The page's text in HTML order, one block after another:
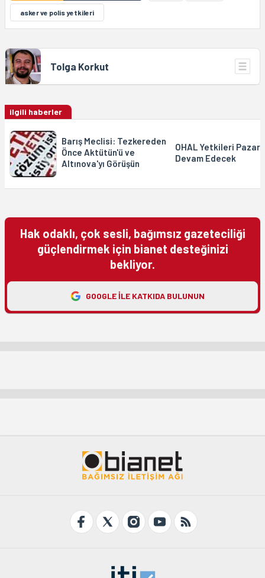
asker ve polis yetkileri
Tolga Korkut
ilgili haberler
Barış Meclisi: Tezkereden
Önce Aktütün'ü ve
Altınova'yı Görüşün
OHAL Yetkileri
Devam Edecek
Hak odaklı, çok sesli, bağımsız gazeteciliği
güçlendirmek için bianet desteğinizi
bekliyor.
GOOGLE ILE KATKIDA BULUNUN